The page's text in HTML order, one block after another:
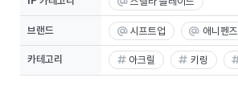
브랜드 시프트업 애니펜즈
카테고리 아크릴 키링